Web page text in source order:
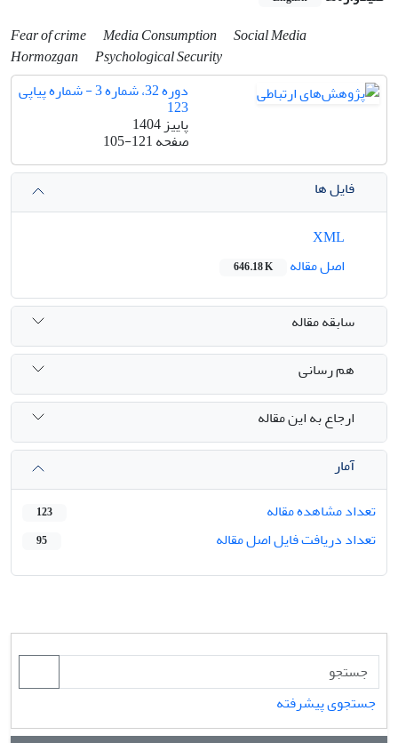
Fear of crime Media Consumption
Social Media
Hormozgan
Psychological Security
دوره 32، شماره 3 - شماره پیاپی
123
پاییز 1404
صفحه105-121
فایل ها
اصل مقاله
646.18 K
سابقه مقاله
هم رسانی
ارجاع به این مقاله
آمار
تعداد مشاهده مقاله
123
تعداد دریافت فایل اصل مقاله 95
جستجوی پیشرفته